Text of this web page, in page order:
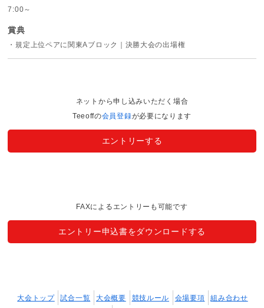
7:00～
賞典
・規定上位ペアに関東Aブロック｜決勝大会の出場権
ネットから申し込みいただく場合
Teeoffの会員登録が必要になります
エントリーする
FAXによるエントリーも可能です
エントリー申込書をダウンロードする
大会トップ 試合一覧 大会概要 競技ルール 会場要項
組み合わせ